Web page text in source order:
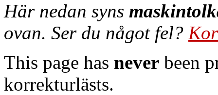
Här nedan syns
ovan. Ser du något fel?
This page has never been
korrekturlästs.